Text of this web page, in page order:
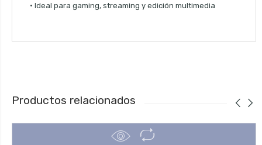
• Ideal para gaming, streaming y edición multimedia
Productos relacionados